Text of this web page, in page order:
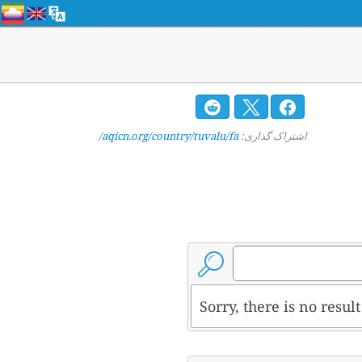
اشتراک گذاری:aqicn.org/country/tuvalu/fa/
Sorry, there is no